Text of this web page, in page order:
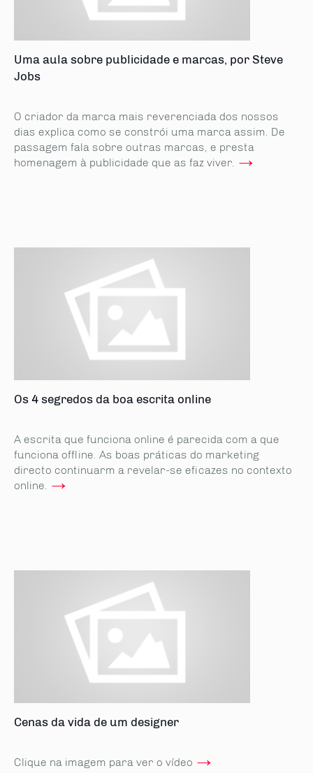
Uma aula sobre publicidade e marcas, por Steve
Jobs
O criador da marca mais reverenciada dos nossos
dias explica como se constrói uma marca assim. De
passagem fala sobre outras marcas, e presta
homenagem à publicidade que as faz viver.→
Os 4 segredos da boa escrita online
A escrita que funciona online é parecida com a que
funciona offline. As boas práticas do marketing
directo continuarm a revelar-se eficazes no contexto
online.→
Cenas da vida de um designer
Clique na imagem para ver o vídeo →